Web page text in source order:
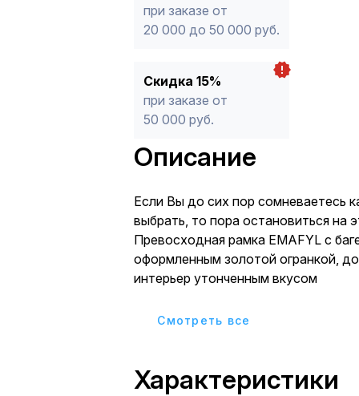
при заказе от
20 000 до 50 000 руб.
Скидка 15%
при заказе от
50 000 руб.
Описание
Если Вы до сих пор сомневаетесь
выбрать, то пора остановиться на
Превосходная рамка EMAFYL с багетом,
оформленным золотой огранкой,
интерьер утонченным вкусом
Cмотреть все
Характеристики